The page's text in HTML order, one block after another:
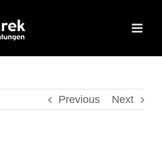
Previous Next